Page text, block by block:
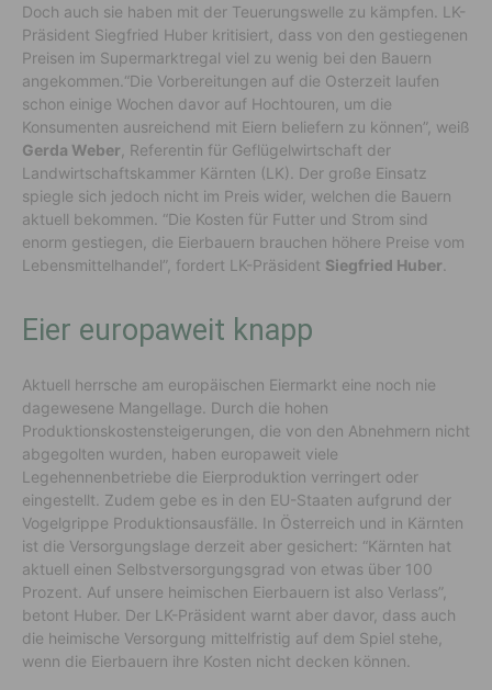
Doch auch sie haben mit der Teuerungswelle zu kämpfen. LK-
Präsident Siegfried Huber kritisiert, dass von den gestiegenen
Preisen im Supermarktregal viel zu wenig bei den Bauern
angekommen. “Die Vorbereitungen auf die Osterzeit laufen
schon einige Wochen davor auf Hochtouren, um die
Konsumenten ausreichend mit Eiern beliefern zu können”, weiß
Gerda Weber , Referentin für Geflügelwirtschaft der
Landwirtschaftskammer Kärnten (LK). Der große Einsatz
spiegle sich jedoch nicht im Preis wider, welchen die Bauern
aktuell bekommen. “Die Kosten für Futter und Strom sind
enorm gestiegen, die Eierbauern brauchen höhere Preise vom
Lebensmittelhandel”, fordert LK-Präsident Siegfried Huber
Eier europaweit knapp
Aktuell herrsche am europäischen Eiermarkt eine noch nie
dagewesene Mangellage. Durch die hohen
Produktionskostensteigerungen, die von den Abnehmern nicht
abgegolten wurden, haben europaweit viele
Legehennenbetriebe die Eierproduktion verringert oder
eingestellt. Zudem gebe es in den EU-Staaten aufgrund der
Vogelgrippe Produktionsausfälle. In Österreich und in Kärnten
ist die Versorgungslage derzeit aber gesichert: “Kärnten hat
aktuell einen Selbstversorgungsgrad von etwas über 100
Prozent. Auf unsere heimischen Eierbauern ist also Verlass”,
betont Huber. Der LK-Präsident warnt aber davor, dass auch
die heimische Versorgung mittelfristig auf dem Spiel stehe,
wenn die Eierbauern ihre Kosten nicht decken können.